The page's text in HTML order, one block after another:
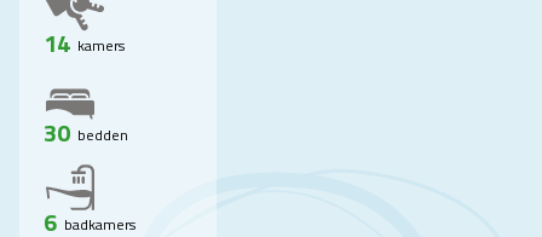
14 kamers
30 bedden
6 badkamers